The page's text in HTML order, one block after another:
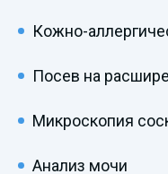
Кожно-
Посев на
Микроскопия
Анализ мочи